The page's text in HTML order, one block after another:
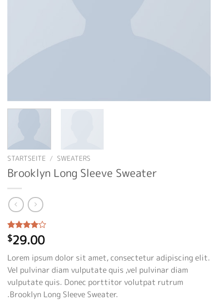
STARTSEITE / SWEATERS
Brooklyn Long Sleeve Sweater
Bewertet
mit4.00
basierend
auf
3
Kundenbewertungen
$29.00
Lorem ipsum dolor sit amet, consectetur adipiscing elit.
Vel pulvinar diam vulputate quis ,vel pulvinar diam
vulputate quis. Donec porttitor volutpat rutrum
.Brooklyn Long Sleeve Sweater.